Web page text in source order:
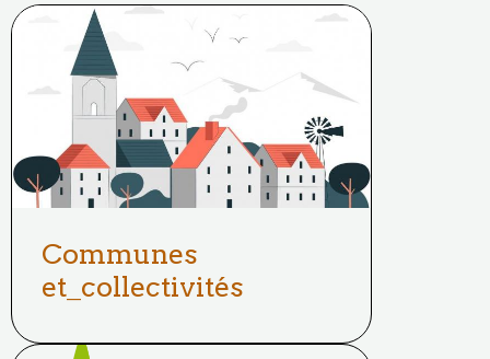
Communes
et_collectivités